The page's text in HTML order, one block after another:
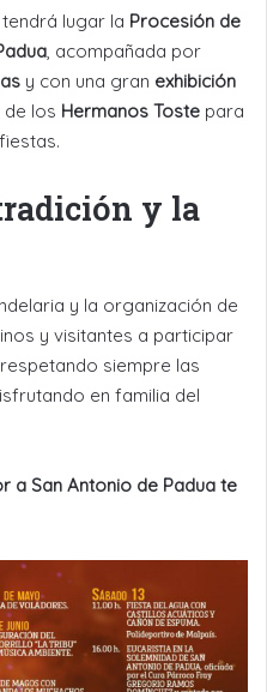
, tendrá lugar la Procesión de
, acompañada por
y con una gran exhibición
los Hermanos Toste para
y la
y la organización de
y visitantes a participar
siempre las
en familia del
a San Antonio de Padua te